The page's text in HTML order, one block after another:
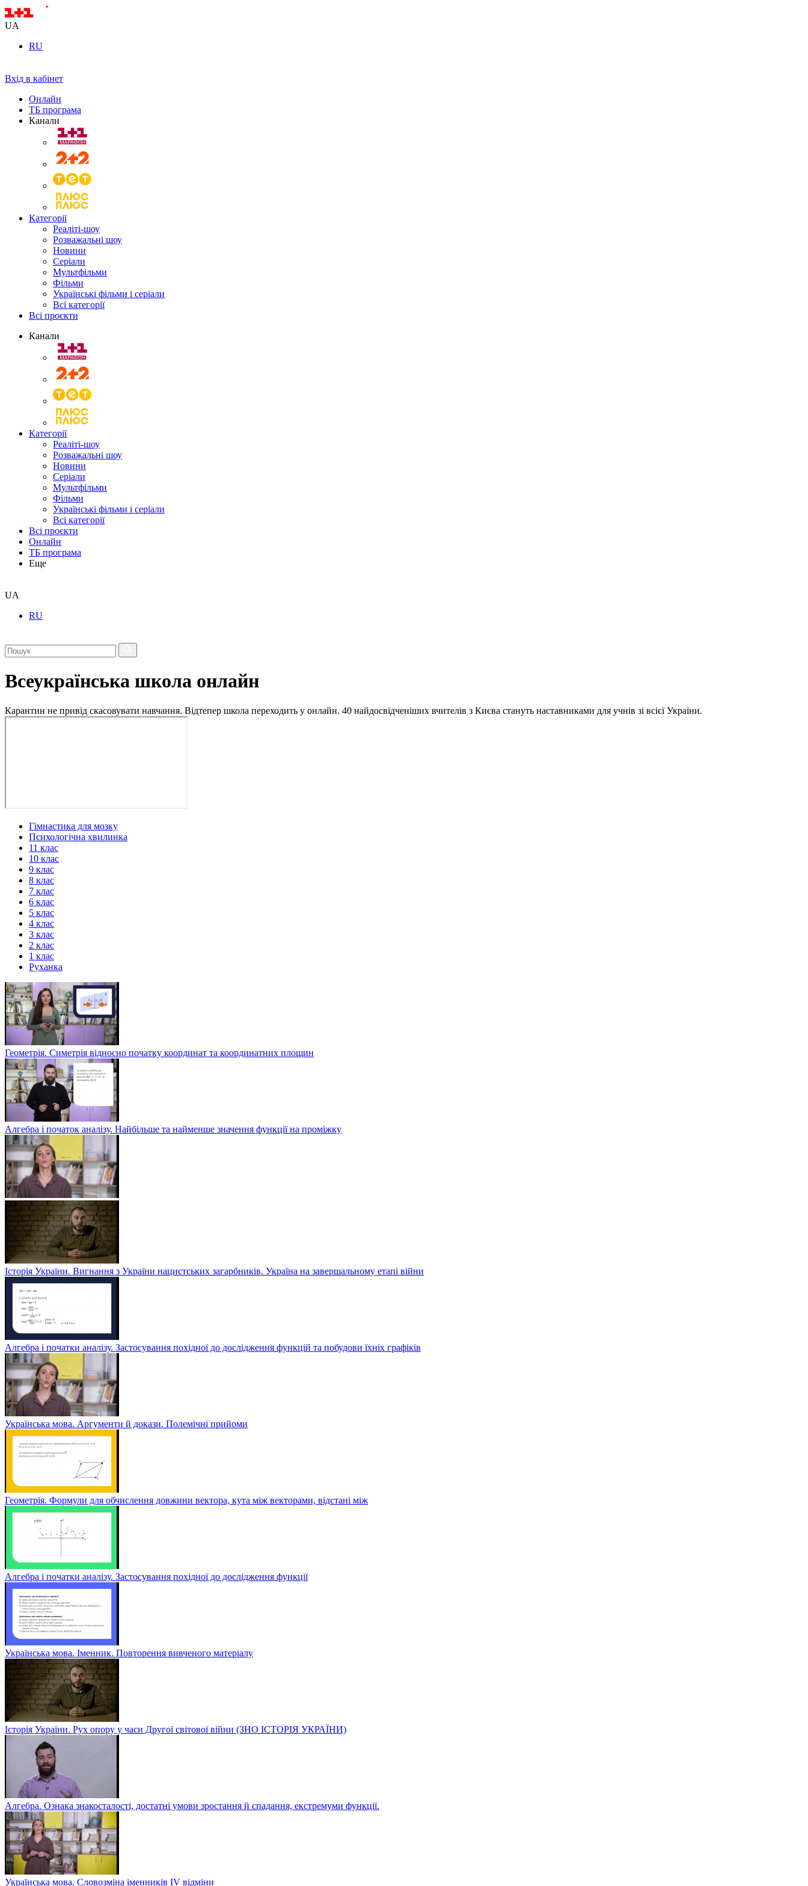
UA
RU
Вхід в кабінет
Онлайн
ТБ програма
Канали
Категорії
Реаліті-шоу
Розважальні шоу
Новини
Серіали
Мультфільми
Фільми
Українські фільми і серіали
Всі категорії
Всі проєкти
Канали
Категорії
Реаліті-шоу
Розважальні шоу
Новини
Серіали
Мультфільми
Фільми
Українські фільми і серіали
Всі категорії
Всі проєкти
Онлайн
ТБ програма
Еще
UA
RU
Всеукраїнська школа онлайн
Карантин не привід скасовувати навчання. Відтепер школа переходить у онлайн. 40 найдосвідченіших вчителів з Києва стануть наставниками для учнів зі всієї України.
Гімнастика для мозку
Психологічна хвилинка
11 клас
10 клас
9 клас
8 клас
7 клас
6 клас
5 клас
4 клас
3 клас
2 клас
1 клас
Руханка
Геометрія. Симетрія відносно початку координат та координатних площин
Алгебра і початок аналізу. Найбільше та найменше значення функції на проміжку
Історія України. Вигнання з України нацистських загарбників. Україна на завершальному етапі війни
Алгебра і початки аналізу. Застосування похідної до дослідження функцій та побудови їхніх графіків
Українська мова. Аргументи й докази. Полемічні прийоми
Геометрія. Формули для обчислення довжини вектора, кута між векторами, відстані між
Алгебра і початки аналізу. Застосування похідної до дослідження функції
Українська мова. Іменник. Повторення вивченого матеріалу
Історія України. Рух опору у часи Другої світової війни (ЗНО ІСТОРІЯ УКРАЇНИ)
Алгебра. Ознака знакосталості, достатні умови зростання й спадання, екстремуми функції.
Українська мова. Словозміна іменників ІV відміни